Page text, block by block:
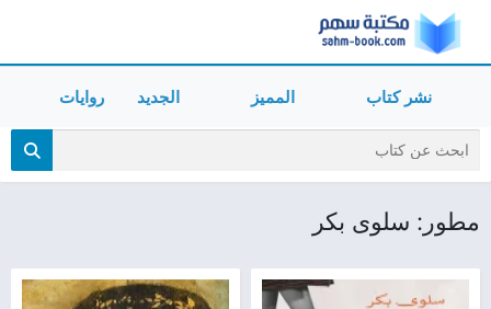
نشر كتاب المميز الجديد روايات
مطور: سلوى بكر